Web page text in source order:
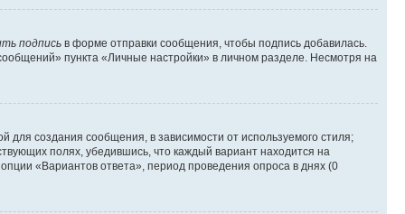
подпись в форме отправки сообщения, чтобы подпись добавилась.
пункта «Личные настройки» в личном разделе. Несмотря на
для создания сообщения, в зависимости от используемого стиля;
полях, убедившись, что каждый вариант находится на
«Вариантов ответа», период проведения опроса в днях (0